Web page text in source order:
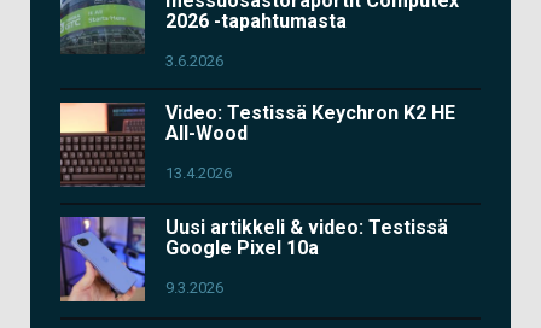
2026 -tapahtumasta
3.6.2026
Video: Testissä Keychron K2 HE
All-Wood
13.4.2026
Uusi artikkeli & video: Testissä
Google Pixel 10a
9.3.2026